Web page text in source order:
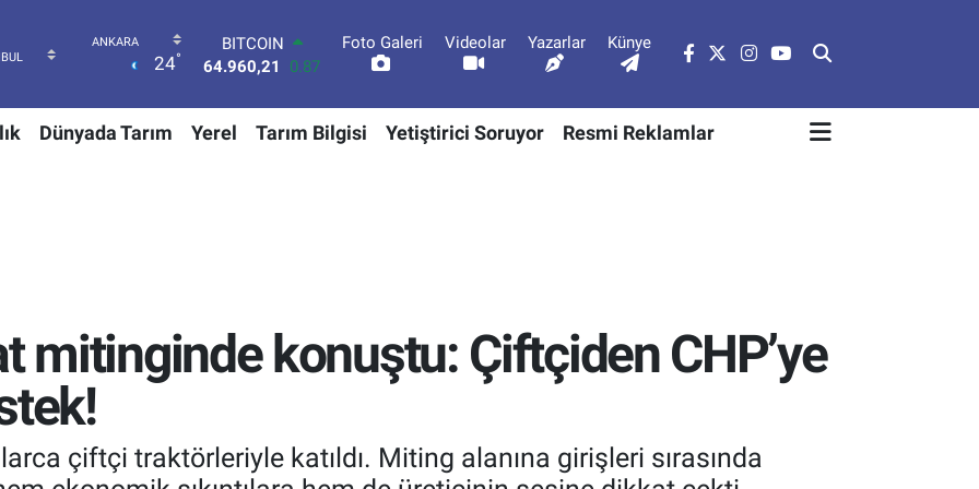
24°
DOLAR
47,7436
0.18
55,2510 0.32
STERLİN
Foto Galeri Videolar Yazarlar Künye
Dünyada Tarım Yerel Tarım Bilgisi Yetiştirici Soruyor Resmi Reklamlar
mitinginde konuştu: Çiftçiden CHP’ye
çiftçi traktörleriyle katıldı. Miting alanına girişleri sırasında